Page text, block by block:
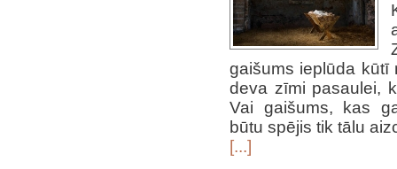
gaišums ieplūda kūtī
deva zīmi pasaulei,
Vai gaišums, kas
būtu spējis tik tālu
[...]